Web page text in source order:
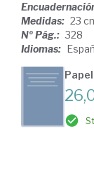
Medidas: 23
Nº Pág.: 328
Idiomas: